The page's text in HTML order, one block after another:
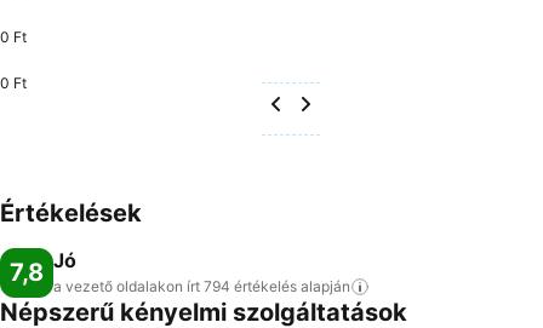
0 Ft
0 Ft
Értékelések
7,8 Jó
a vezető oldalakon írt 794 értékelés alapján
Népszerű kényelmi szolgáltatások